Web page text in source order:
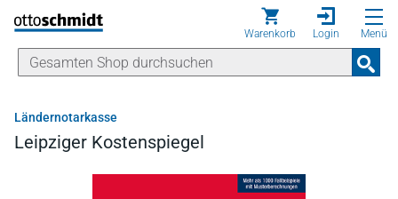
Direkt zum Inhalt
Warenkorb Login Menü
Ländernotarkasse
Leipziger Kostenspiegel